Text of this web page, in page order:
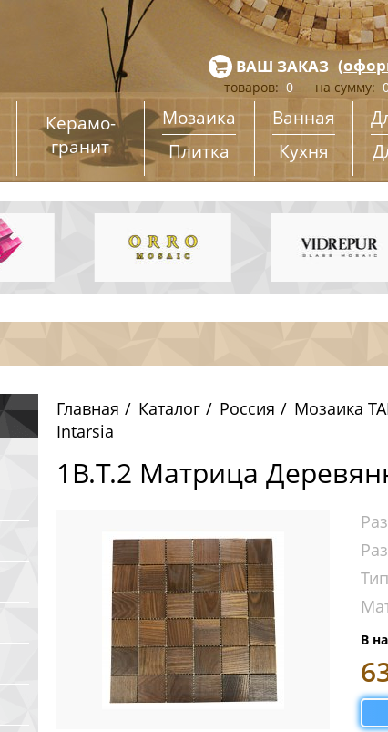
ВАШ ЗАКАЗ (
товаров: 0 на сумму:
Керамо­
гранит
Мозаика
Плитка
Ванная
Кухня
Главная Каталог Россия Мозаика
Intarsia
1B.Т.2 Матрица
В